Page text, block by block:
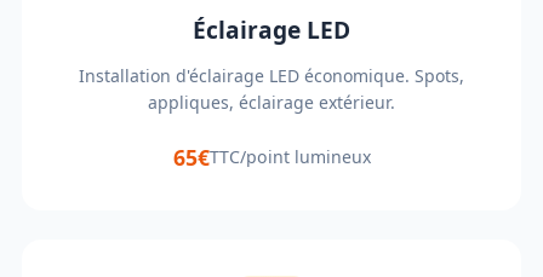
Éclairage LED
Installation d'éclairage LED économique. Spots,
appliques, éclairage extérieur.
65€TTC/point lumineux